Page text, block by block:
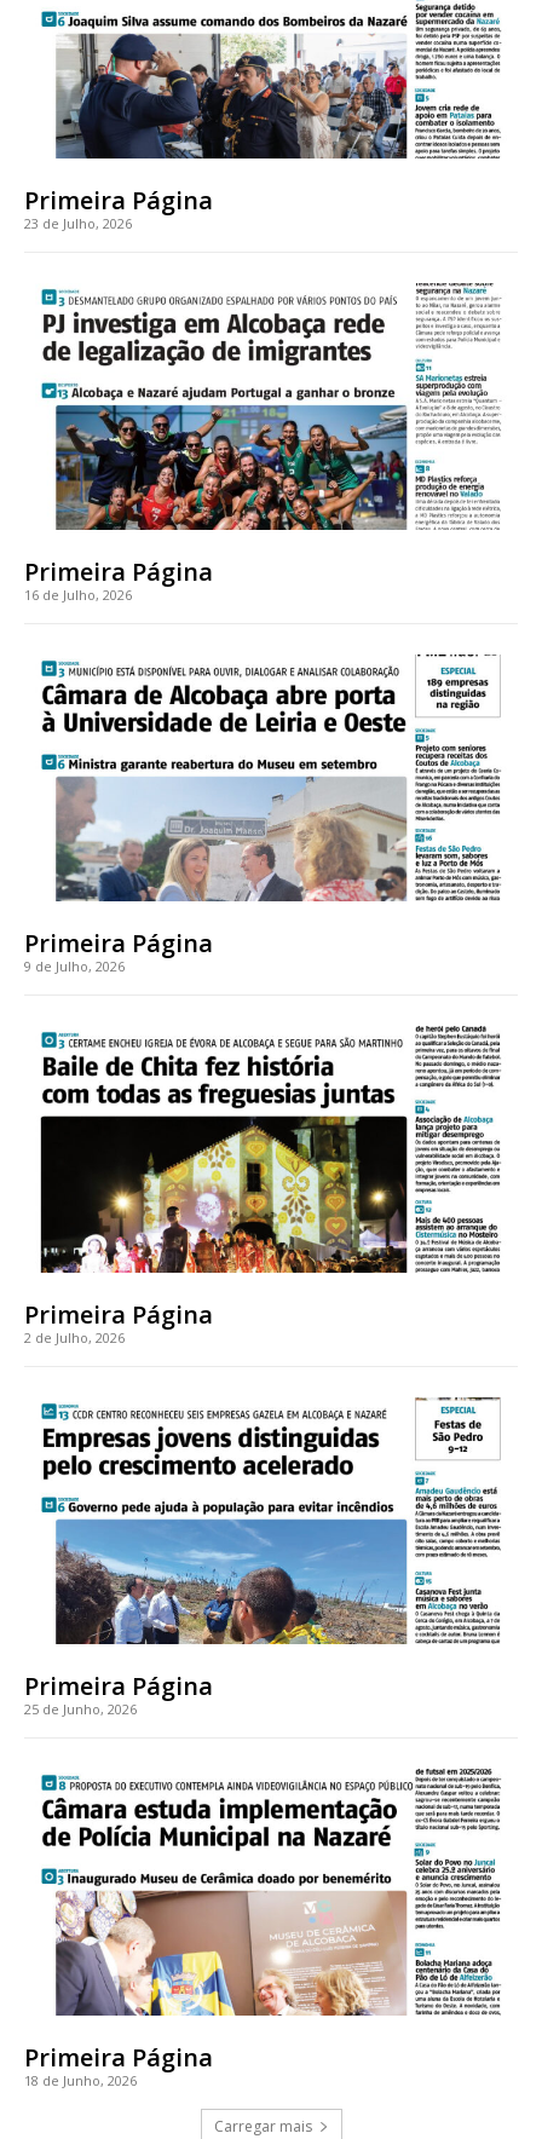
Edição em papel entregue à Quinta-feira em sua
casa
Acesso ao conteúdo online
Acesso aos conteúdos Exclusivos para
assinantes
Ofertas para assinatura anual
ASSINATURA
DIGITAL ANUAL
16€
12 meses
Acesso aos conteúdos Exclusivos para
assinantes
Ofertas para assinatura anual
Escolha o plano
Primeira Página
23 de Julho, 2026
Primeira Página
16 de Julho, 2026
Primeira Página
9 de Julho, 2026
Primeira Página
2 de Julho, 2026
Primeira Página
25 de Junho, 2026
Primeira Página
18 de Junho, 2026
Carregar mais